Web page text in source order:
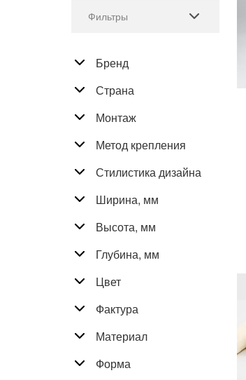
Фильтры
Бренд
Страна
Монтаж
Метод крепления
Стилистика дизайна
Ширина, мм
Высота, мм
Глубина, мм
Цвет
Фактура
Материал
Форма